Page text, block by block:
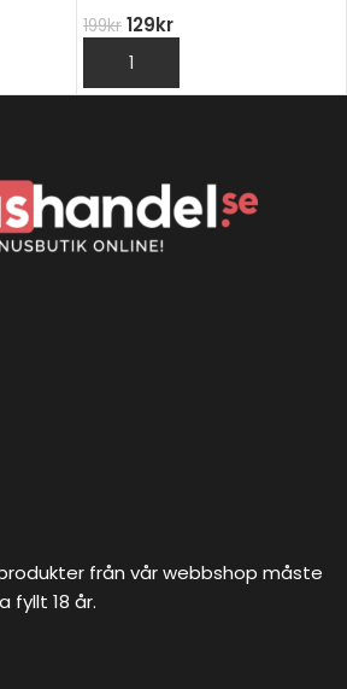
199kr 129kr
LÄGG TILL I VARUKORG
från vår webbshop måste
fyllt 18 år.